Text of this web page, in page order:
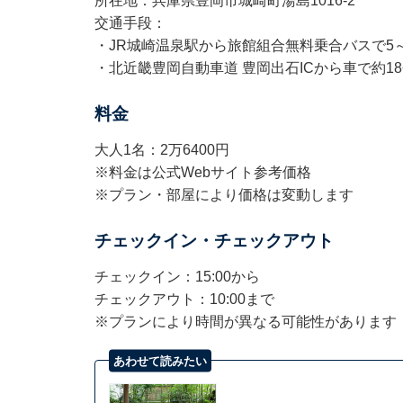
交通手段：
・JR城崎温泉駅から旅館組合無料乗合バスで5
・北近畿豊岡自動車道 豊岡出石ICから車で約
料金
大人1名：2万6400円
※料金は公式Webサイト参考価格 ​​​​​​
※プラン・部屋により価格は変動します
チェックイン・チェックアウト
チェックイン：15:00から
チェックアウト：10:00まで
※プランにより時間が異なる可能性があります
あわせて読みたい